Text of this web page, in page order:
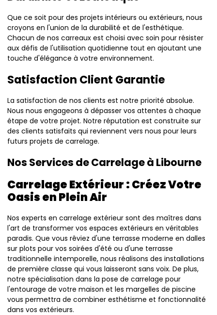
Que ce soit pour des projets intérieurs ou extérieurs, nous
croyons en l'union de la durabilité et de l'esthétique.
Chacun de nos carreaux est choisi avec soin pour résister
aux défis de l'utilisation quotidienne tout en ajoutant une
touche d'élégance à votre environnement.
Satisfaction Client Garantie
La satisfaction de nos clients est notre priorité absolue.
Nous nous engageons à dépasser vos attentes à chaque
étape de votre projet. Notre réputation est construite sur
des clients satisfaits qui reviennent vers nous pour leurs
futurs projets de carrelage.
Nos Services de Carrelage à Libourne
Carrelage Extérieur : Créez Votre
Oasis en Plein Air
Nos experts en carrelage extérieur sont des maîtres dans
l'art de transformer vos espaces extérieurs en véritables
paradis. Que vous rêviez d'une terrasse moderne en dalles
sur plots pour vos soirées d'été ou d'une terrasse
traditionnelle intemporelle, nous réalisons des installations
de première classe qui vous laisseront sans voix. De plus,
notre spécialisation dans la pose de carrelage pour
l'entourage de votre maison et les margelles de piscine
vous permettra de combiner esthétisme et fonctionnalité
dans vos extérieurs.